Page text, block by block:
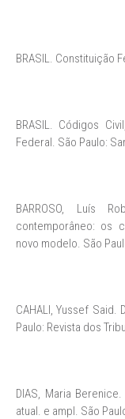
BRASIL. Constituição
BRASIL. Códigos
Federal. São Paulo:
BARROSO, Luís
contemporâneo: os
novo modelo. São
CAHALI, Yussef Said.
Paulo: Revista dos
DIAS, Maria
atual. e ampl. São